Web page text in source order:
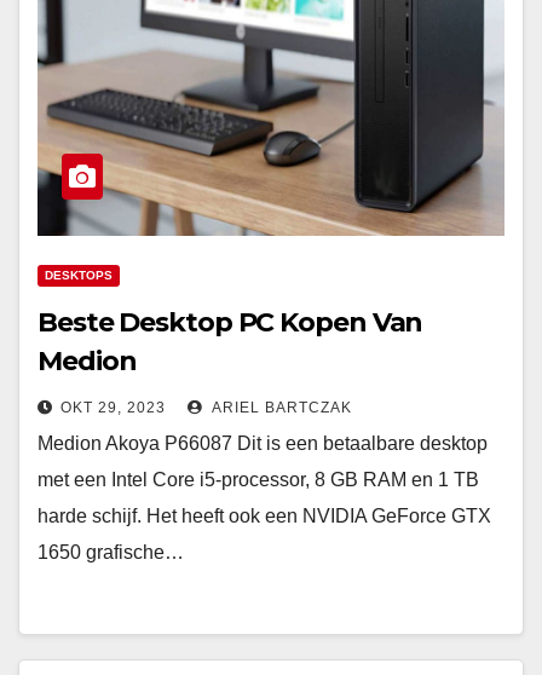
DESKTOPS
Beste Desktop PC Kopen Van
Medion
OKT 29, 2023 ARIEL BARTCZAK
Medion Akoya P66087 Dit is een betaalbare desktop
met een Intel Core i5-processor, 8 GB RAM en 1 TB
harde schijf. Het heeft ook een NVIDIA GeForce GTX
1650 grafische…